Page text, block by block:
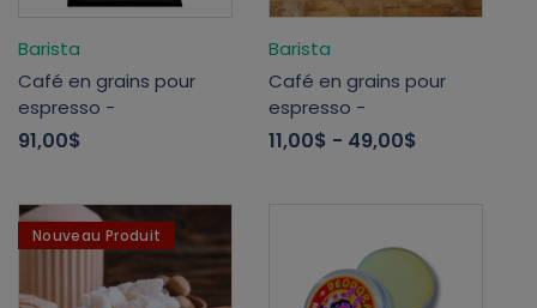
Barista
Café en grains pour
espresso -
91,00$
Barista
Café en grains pour
espresso -
11,00$ - 49,00$
Nouveau Produit